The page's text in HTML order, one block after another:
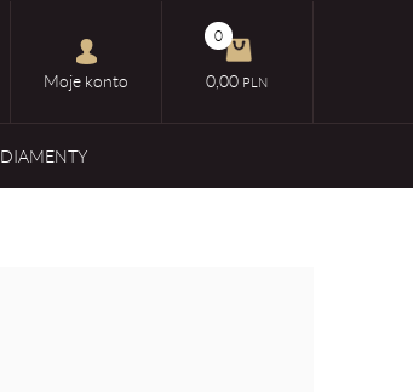
Moje konto
0
0,00 PLN
DIAMENTY